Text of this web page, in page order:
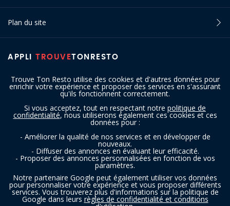
Trouve Ton Resto utilise des cookies et d'autres données pour
enrichir votre expérience et proposer des services en s'assurant
qu'ils fonctionnent correctement.
Si vous acceptez, tout en respectant notre politique de
confidentialité, nous utiliserons également ces cookies et ces
données pour :
- Améliorer la qualité de nos services et en développer de
nouveaux.
- Diffuser des annonces en évaluant leur efficacité.
- Proposer des annonces personnalisées en fonction de vos
paramètres.
Notre partenaire Google peut également utiliser vos données
pour personnaliser votre expérience et vous proposer différents
services. Vous trouverez plus d'informations sur la politique de
Google dans leurs règles de confidentialité et conditions
APPLI TROUVETONRESTO
Plan du site
SUIVEZ-NOUS
Copyright © 2016 - 2026 trouvetonresto.be ‐ Tous droits réservés | JDC